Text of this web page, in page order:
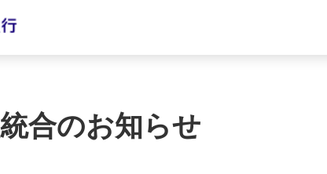
合のお知らせ